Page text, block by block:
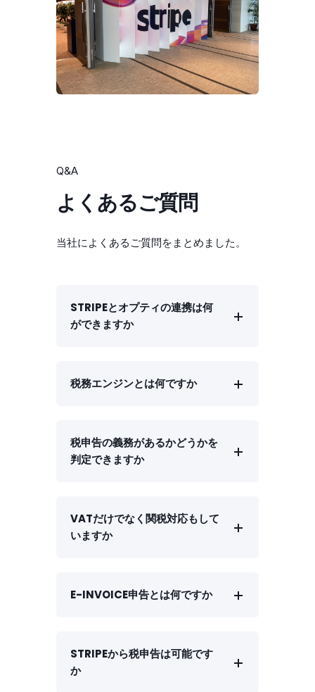
Q&A
よくあるご質問
当社によくあるご質問をまとめました。
STRIPEとオプティの連携は何
ができますか
税務エンジンとは何ですか
税申告の義務があるかどうかを
判定できますか
VATだけでなく関税対応もして
いますか
E-INVOICE申告とは何ですか
STRIPEから税申告は可能です
か